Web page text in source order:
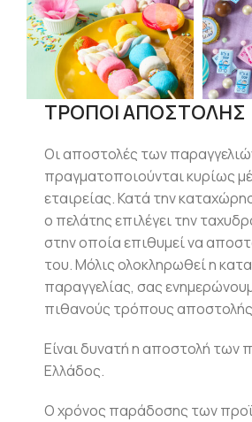
ΤΡΟΠΟΙ ΑΠΟΣΤΟΛΗΣ
Οι αποστολές των
πραγματοποιούνται κυρίως
εταιρείας. Κατά την
ο πελάτης επιλέγει την
στην οποία επιθυμεί να
του. Μόλις ολοκληρωθεί η
παραγγελίας, σας
πιθανούς τρόπους
Είναι δυνατή η αποστολή των
Ελλάδος.
Ο χρόνος παράδοσης των